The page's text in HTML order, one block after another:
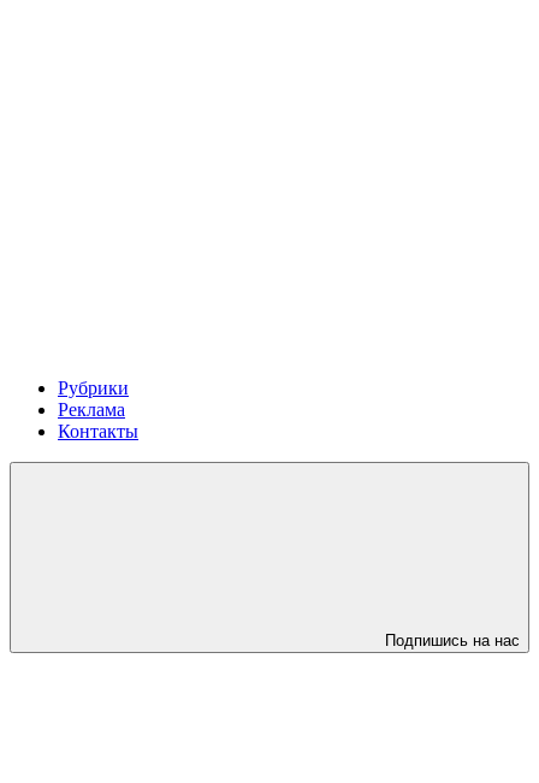
Рубрики
Реклама
Контакты
Подпишись на нас